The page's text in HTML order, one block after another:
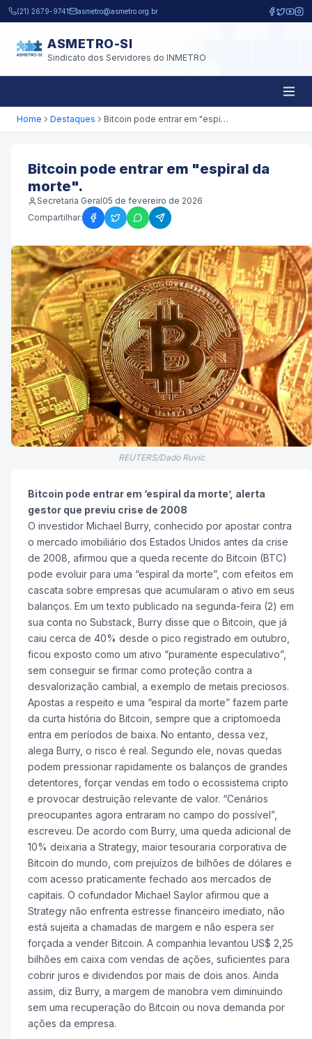
Pular para o conteúdo principal
(21) 2679-9741 asmetro@asmetro.org.br
ASMETRO-SI
Sindicato dos Servidores do INMETRO
Home Destaques Bitcoin pode entrar em "espiral da morte".
Bitcoin pode entrar em "espiral da
morte".
Secretaria Geral05 de fevereiro de 2026
Compartilhar:
REUTERS/Dado Ruvic
Bitcoin pode entrar em ‘espiral da morte’, alerta
gestor que previu crise de 2008
O investidor Michael Burry, conhecido por apostar contra
o mercado imobiliário dos Estados Unidos antes da crise
de 2008, afirmou que a queda recente do Bitcoin (BTC)
pode evoluir para uma “espiral da morte”, com efeitos em
cascata sobre empresas que acumularam o ativo em seus
balanços. Em um texto publicado na segunda-feira (2) em
sua conta no Substack, Burry disse que o Bitcoin, que já
caiu cerca de 40% desde o pico registrado em outubro,
ficou exposto como um ativo “puramente especulativo”,
sem conseguir se firmar como proteção contra a
desvalorização cambial, a exemplo de metais preciosos.
Apostas a respeito e uma “espiral da morte” fazem parte
da curta história do Bitcoin, sempre que a criptomoeda
entra em períodos de baixa. No entanto, dessa vez,
alega Burry, o risco é real. Segundo ele, novas quedas
podem pressionar rapidamente os balanços de grandes
detentores, forçar vendas em todo o ecossistema cripto
e provocar destruição relevante de valor. “Cenários
preocupantes agora entraram no campo do possível”,
escreveu. De acordo com Burry, uma queda adicional de
10% deixaria a Strategy, maior tesouraria corporativa de
Bitcoin do mundo, com prejuízos de bilhões de dólares e
com acesso praticamente fechado aos mercados de
capitais. O cofundador Michael Saylor afirmou que a
Strategy não enfrenta estresse financeiro imediato, não
está sujeita a chamadas de margem e não espera ser
forçada a vender Bitcoin. A companhia levantou US$ 2,25
bilhões em caixa com vendas de ações, suficientes para
cobrir juros e dividendos por mais de dois anos. Ainda
assim, diz Burry, a margem de manobra vem diminuindo
sem uma recuperação do Bitcoin ou nova demanda por
ações da empresa.